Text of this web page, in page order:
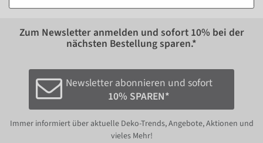
Zum Newsletter anmelden und sofort 10% bei der
nächsten Bestellung sparen.*
Newsletter abonnieren und sofort
10% SPAREN*
Immer informiert über aktuelle Deko-Trends, Angebote, Aktionen und
vieles Mehr!